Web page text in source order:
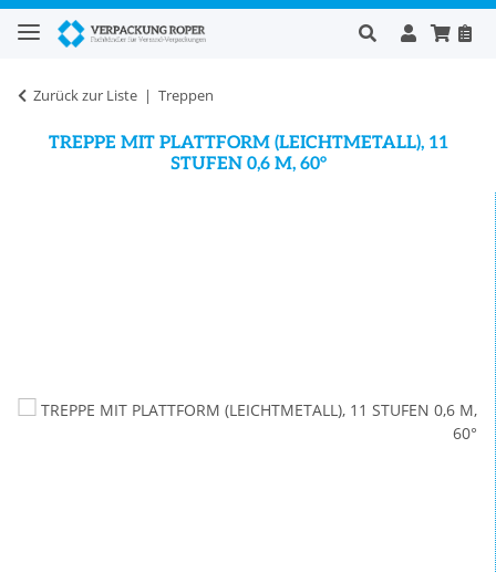
Zurück zur Liste Treppen
TREPPE MIT PLATTFORM (LEICHTMETALL), 11
STUFEN 0,6 M, 60°